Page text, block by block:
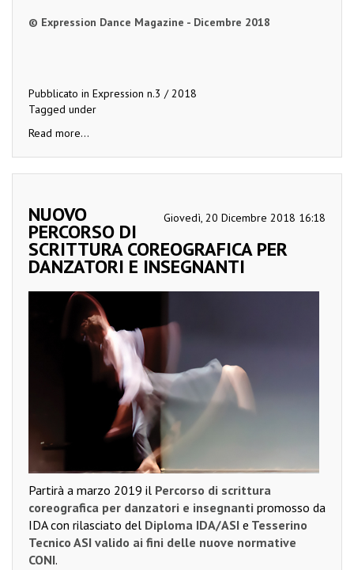
© Expression Dance Magazine - Dicembre 2018
Pubblicato in Expression n.3 / 2018
Tagged under
Read more...
Giovedì, 20 Dicembre 2018 16:18
NUOVO
PERCORSO DI
SCRITTURA COREOGRAFICA PER
DANZATORI E INSEGNANTI
Partirà a marzo 2019 il Percorso di scrittura
coreografica per danzatori e insegnanti promosso da
IDA con rilasciato del Diploma IDA/ASI e Tesserino
Tecnico ASI valido ai fini delle nuove normative
CONI.